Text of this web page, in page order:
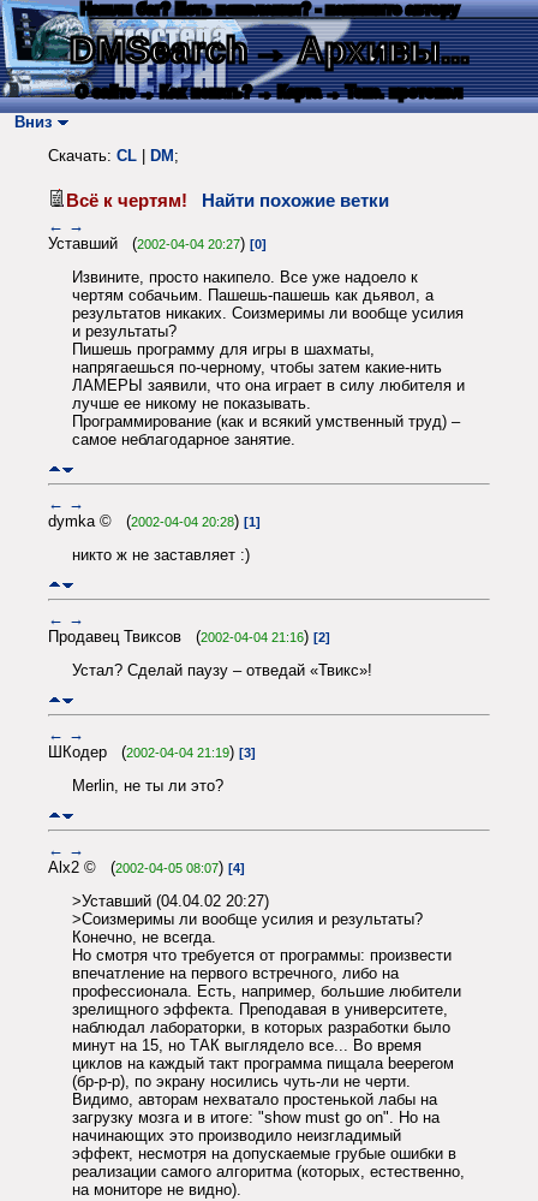
Нашли баг? Есть пожелания? - напишите автору
DMSearch→ Архивы...
О сайте → Как искать? → Карта → Текс. протокол
Вниз
Скачать: CL DM ;
Всё к чертям! Найти похожие ветки
← →
Уставший (2002-04-04 20:27) [0]
Извините, просто накипело. Все уже надоело к
чертям собачьим. Пашешь-пашешь как дьявол, а
результатов никаких. Соизмеримы ли вообще усилия
и результаты?
Пишешь программу для игры в шахматы,
напрягаешься по-черному, чтобы затем какие-нить
ЛАМЕРЫ заявили, что она играет в силу любителя и
лучше ее никому не показывать.
Программирование (как и всякий умственный труд) –
самое неблагодарное занятие.
← →
dymka © (2002-04-04 20:28) [1]
никто ж не заставляет :)
← →
Продавец Твиксов (2002-04-04 21:16) [2]
Устал? Сделай паузу – отведай «Твикс»!
← →
ШКодер (2002-04-04 21:19) [3]
Merlin, не ты ли это?
← →
Alx2 © (2002-04-05 08:07) [4]
>Уставший (04.04.02 20:27)
>Соизмеримы ли вообще усилия и результаты?
Конечно, не всегда.
Но смотря что требуется от программы: произвести
впечатление на первого встречного, либо на
профессионала. Есть, например, большие любители
зрелищного эффекта. Преподавая в университете,
наблюдал лабораторки, в которых разработки было
минут на 15, но ТАК выглядело все... Во время
циклов на каждый такт программа пищала beeperом
(бр-р-р), по экрану носились чуть-ли не черти.
Видимо, авторам нехватало простенькой лабы на
загрузку мозга и в итоге: "show must go on". Но на
начинающих это производило неизгладимый
эффект, несмотря на допускаемые грубые ошибки в
реализации самого алгоритма (которых, естественно,
на мониторе не видно).